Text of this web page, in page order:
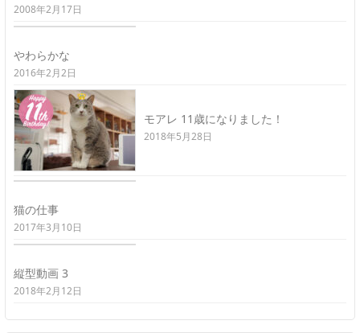
2008年2月17日
やわらかな
2016年2月2日
モアレ 11歳になりました！
2018年5月28日
猫の仕事
2017年3月10日
縦型動画 3
2018年2月12日